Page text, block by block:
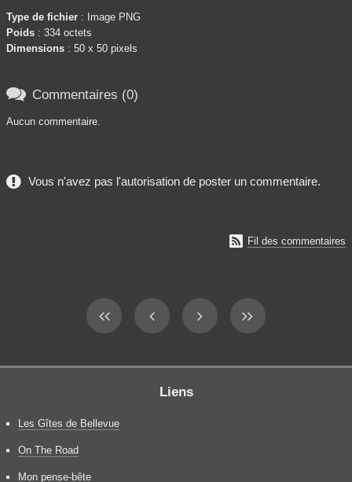
Type de fichier : Image PNG
Poids : 334 octets
Dimensions : 50 x 50 pixels
 Commentaires (0)
Aucun commentaire.
Vous n'avez pas l'autorisation de poster un commentaire.
 Fil des commentaires
Liens
Les Gîtes de Bellevue
On The Road
Mon pense-bête